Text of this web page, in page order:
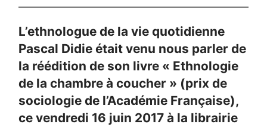
L’ethnologue de la vie quotidienne
Pascal Didie était venu nous parler de
la réédition de son livre « Ethnologie
de la chambre à coucher » (prix de
sociologie de l’Académie Française),
ce vendredi 16 juin 2017 à la librairie